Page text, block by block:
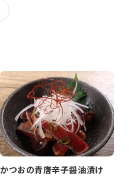
かつおの青唐辛子醤油漬け